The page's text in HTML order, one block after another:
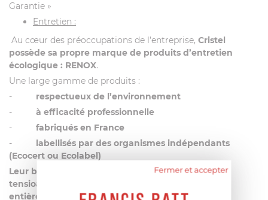
Garantie »
Entretien :
Au cœur des préoccupations de l’entreprise, Cristel
possède sa propre marque de produits d’entretien
écologique : RENOX.
Une large gamme de produits :
- respectueux de l’environnement
- à efficacité professionnelle
- fabriqués en France
-
labellisés par des organismes indépendants
(Ecocert ou Ecolabel)
Leur biodégradabilité est optimale grâce aux
tensioactifs d’origine végétale et à un emballage
entièrement recyclable.
Fermer et accepter